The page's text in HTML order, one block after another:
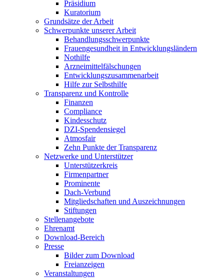
Präsidium
Kuratorium
Grundsätze der Arbeit
Schwerpunkte unserer Arbeit
Behandlungs­schwerpunkte
Frauengesundheit in Entwicklungsländern
Nothilfe
Arzneimittel­fälschungen
Entwicklungs­zusammenarbeit
Hilfe zur Selbsthilfe
Transparenz und Kontrolle
Finanzen
Compliance
Kindesschutz
DZI-Spendensiegel
Atmosfair
Zehn Punkte der Transparenz
Netzwerke und Unterstützer
Unterstützerkreis
Firmenpartner
Prominente
Dach-Verbund
Mitgliedschaften und Auszeichnungen
Stiftungen
Stellenangebote
Ehrenamt
Download-Bereich
Presse
Bilder zum Download
Freianzeigen
Veranstaltungen